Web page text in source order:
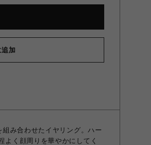
加
み合わせたイヤリング。ハー
よく顔周りを華やかにしてく